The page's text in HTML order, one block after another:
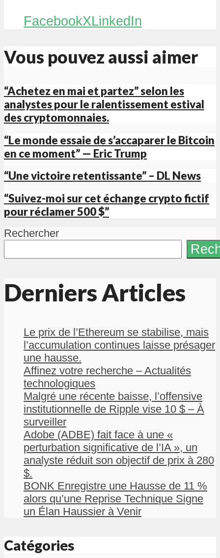
FacebookXLinkedIn
Vous pouvez aussi aimer
“Achetez en mai et partez” selon les
analystes pour le ralentissement estival
des cryptomonnaies.
“Le monde essaie de s’accaparer le Bitcoin
en ce moment” — Eric Trump
“Une victoire retentissante” – DL News
“Suivez-moi sur cet échange crypto fictif
pour réclamer 500 $”
Rechercher
Derniers Articles
Le prix de l’Ethereum se stabilise, mais
l’accumulation continues laisse présager
une hausse.
Affinez votre recherche – Actualités
technologiques
Malgré une récente baisse, l’offensive
institutionnelle de Ripple vise 10 $ – À
surveiller
Adobe (ADBE) fait face à une «
perturbation significative de l’IA », un
analyste réduit son objectif de prix à 280
$.
BONK Enregistre une Hausse de 11 %
alors qu’une Reprise Technique Signe
un Élan Haussier à Venir
Catégories